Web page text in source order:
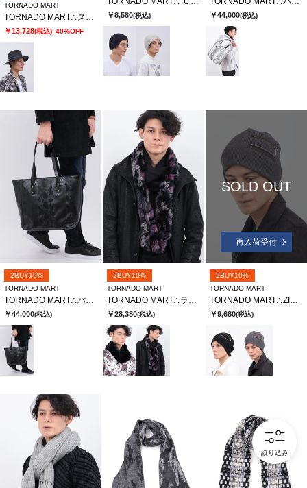
TORNADO MART
TORNADO MART∴ストーンアクセントブレードハット
￥13,728(税込) 40%OFF
￥8,580(税込) ￥44,000(税込)
2BUY10%
TORNADO MART
TORNADO MART∴パイソンエンボスレザートートバッグ
￥44,000(税込)
2BUY10%
TORNADO MART
TORNADO MART∴ラビットファースヌード
￥28,380(税込)
SOLD OUT
再入荷受付
2BUY10%
TORNADO MART
TORNADO MART∴ZIPアクセントニットキャップ
￥9,680(税込)
絞り込み